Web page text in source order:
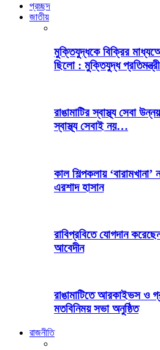
প্রচ্ছদ
জাতীয়
মুক্তিযুদ্ধকে বিক্রির
ছিলো : মুক্তিযুদ্ধ
রাঙামাটির স্বাস্থ্য সেবা
স্বাস্থ্য সেবাই নয়…
কাল শিল্পকলায়
এরশাদ হাসান
রাবিপ্রবিতে যোগদান
আবেদীন
রাঙামাটিতে আরকাইভস ও
মতবিনিময় সভা অনুষ্ঠিত
রাজনীতি